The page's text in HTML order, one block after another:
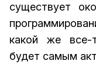
существует
какой же все-
будет самым